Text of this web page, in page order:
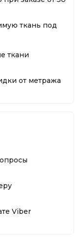
ткань под
ткани
от метража
Viber